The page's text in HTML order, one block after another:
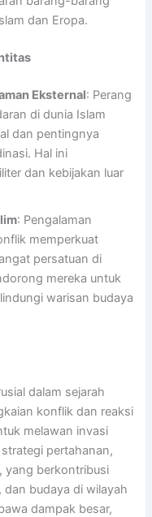
dan Eropa.
Eksternal: Perang
di dunia Islam
dan pentingnya
Hal ini
dan kebijakan luar
: Pengalaman
memperkuat
persatuan di
mereka untuk
warisan budaya
dalam sejarah
konflik dan reaksi
melawan invasi
pertahanan,
yang berkontribusi
budaya di wilayah
dampak besar,